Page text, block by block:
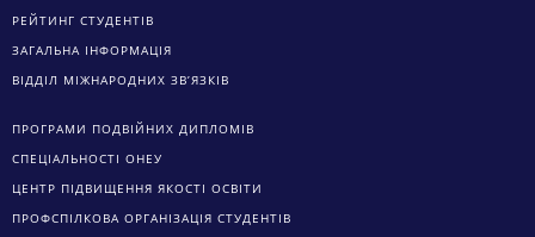
РЕЙТИНГ СТУДЕНТІВ
ЗАГАЛЬНА ІНФОРМАЦІЯ
ВІДДІЛ МІЖНАРОДНИХ ЗВ’ЯЗКІВ
ПРОГРАМИ ПОДВІЙНИХ ДИПЛОМІВ
СПЕЦІАЛЬНОСТІ ОНЕУ
ЦЕНТР ПІДВИЩЕННЯ ЯКОСТІ ОСВІТИ
ПРОФСПІЛКОВА ОРГАНІЗАЦІЯ СТУДЕНТІВ